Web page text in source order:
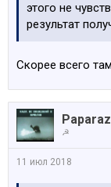
этого не
результат
Скорее всего
☭
11 июл 2018